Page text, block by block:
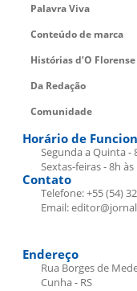
Palavra Viva
Conteúdo de marca
Histórias d’O Florense
Da Redação
Comunidade
Horário de
Segunda a Quinta -
Sextas-feiras - 8h
Contato
Telefone: +55 (54)
Email:
Endereço
Rua Borges de
Cunha - RS